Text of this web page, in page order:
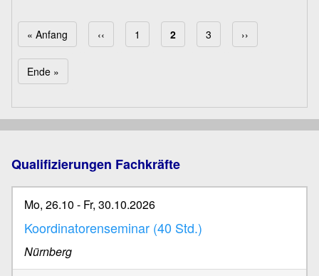
Erste Seite
« Anfang Vorherige Seite
‹‹ Page
1 Aktuelle Seite
2 Page
3 Nächste Seite
››
Letzte Seite
Ende »
Qualifizierungen Fachkräfte
Mo, 26.10 - Fr, 30.10.2026
Koordinatorenseminar (40 Std.)
Nürnberg